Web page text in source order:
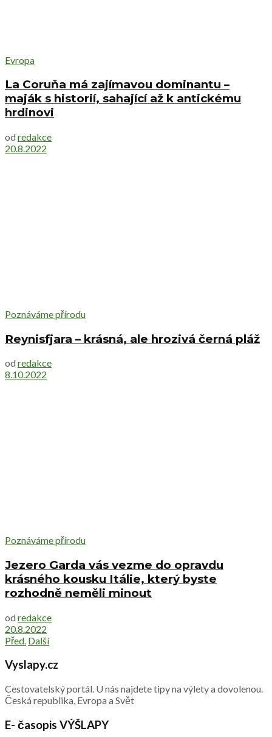
Evropa
La Coruňa má zajímavou dominantu –
maják s historií, sahající až k antickému
hrdinovi
od redakce
20.8.2022
Poznáváme přírodu
Reynisfjara – krásná, ale hrozivá černá pláž
od redakce
8.10.2022
Poznáváme přírodu
Jezero Garda vás vezme do opravdu
krásného kousku Itálie, který byste
rozhodně neměli minout
od redakce
20.8.2022
Před. Další
Vyslapy.cz
Cestovatelský portál. U nás najdete tipy na výlety a dovolenou.
Česká republika, Evropa a Svět
E- časopis VÝŠLAPY